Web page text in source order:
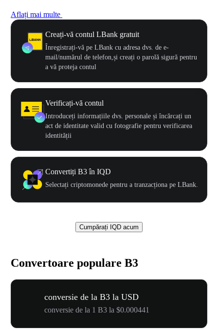
Aflați mai multe
Creați-vă contul LBank gratuit
Înregistrați-vă pe LBank cu adresa dvs. de e-
mail/numărul de telefon,și creați o parolă sigură pentru
a vă proteja contul
Verificați-vă contul
Introduceți informațiile dvs. personale și încărcați un
act de identitate valid cu fotografie pentru verificarea
identității
Convertiți B3 în IQD
Selectați criptomonede pentru a tranzacționa pe LBank.
Cumpărați IQD acum
Convertoare populare B3
conversie de la B3 la USD
conversie de la 1 B3 la $0.000441